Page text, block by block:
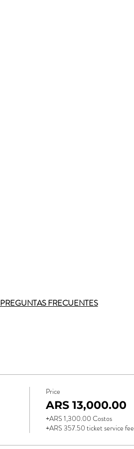
PREGUNTAS FRECUENTES
Price
ARS 13,000.00
+ARS 1,300.00 Costos
+ARS 357.50 ticket service fee